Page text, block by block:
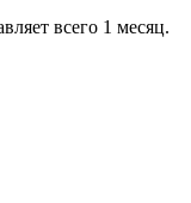
всего 1 месяц.